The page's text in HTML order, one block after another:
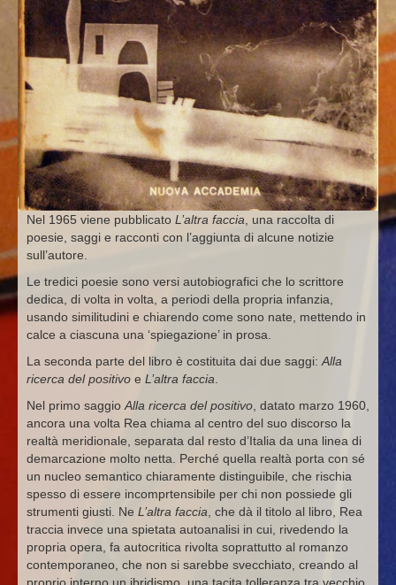
Nel 1965 viene pubblicato L’altra faccia, una raccolta di
poesie, saggi e racconti con l’aggiunta di alcune notizie
sull’autore.
Le tredici poesie sono versi autobiografici che lo scrittore
dedica, di volta in volta, a periodi della propria infanzia,
usando similitudini e chiarendo come sono nate, mettendo in
calce a ciascuna una ‘spiegazione’ in prosa.
La seconda parte del libro è costituita dai due saggi:Alla
ricerca del positivo e L’altra faccia.
Nel primo saggioAlla ricerca del positivo, datato marzo 1960,
ancora una volta Rea chiama al centro del suo discorso la
realtà meridionale, separata dal resto d’Italia da una linea di
demarcazione molto netta. Perché quella realtà porta con sé
un nucleo semantico chiaramente distinguibile, che rischia
spesso di essere incomprtensibile per chi non possiede gli
strumenti giusti. Ne L’altra faccia, che dà il titolo al libro, Rea
traccia invece una spietata autoanalisi in cui, rivedendo la
propria opera, fa autocritica rivolta soprattutto al romanzo
contemporaneo, che non si sarebbe svecchiato, creando al